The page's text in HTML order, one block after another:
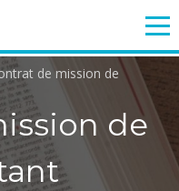
FAMILLE
de mission de
de